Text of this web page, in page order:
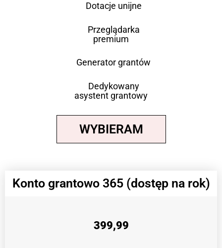
Dotacje unijne
Przeglądarka
premium
Generator grantów
Dedykowany
asystent grantowy
WYBIERAM
Konto grantowo 365 (dostęp na rok)
399,99